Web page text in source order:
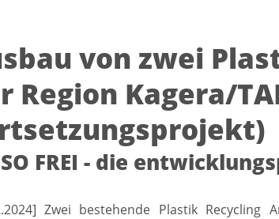
von zwei
Region Kagera/
SO FREI - die
Zwei bestehende Plastik